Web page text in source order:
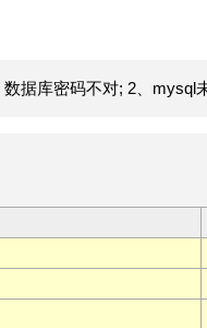
据库密码不对; 2、mysql